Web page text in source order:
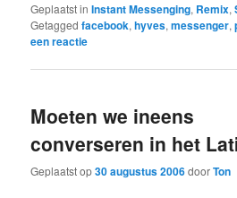
Geplaatst in Instant Messenging, Remix,
Getagged facebook,hyves,messenger,
een reactie
Moeten we ineens
converseren in het
Geplaatst op30 augustus 2006doorTon